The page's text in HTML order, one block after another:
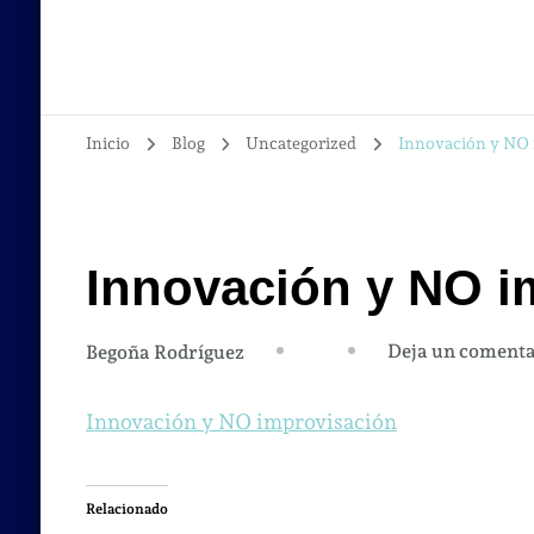
Inicio Blog Uncategorized Innovación y
Innovación y NO
Begoña Rodríguez Deja un
Innovación y NO improvisación
Relacionado